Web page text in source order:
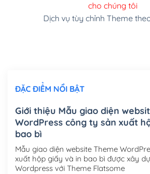
Cài đặt SMTP Mail cho site
Mua thêm Host + Tên miền
Tên miền quốc tế .com .net .org (1
Tên miền Việt Nam .vn (1 năm)
Hosting 2GB SSD (1 năm)
Hosting 3GB SSD (1 năm)
cho chúng tôi
Dịch vụ tùy chỉnh Theme
ĐẶC ĐIỂM NỔI BẬT
Giới thiệu Mẫu giao diện
WordPress công ty sản xuất
bao bì
Mẫu giao diện website Theme
xuất hộp giấy và in bao bì được xây
Wordpress với Theme Flatsome